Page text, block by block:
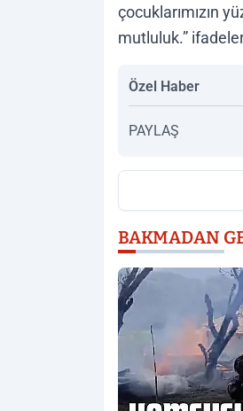
çocuklarımızın
mutluluk.”
Özel Haber
PAYLAŞ
BAKMADAN